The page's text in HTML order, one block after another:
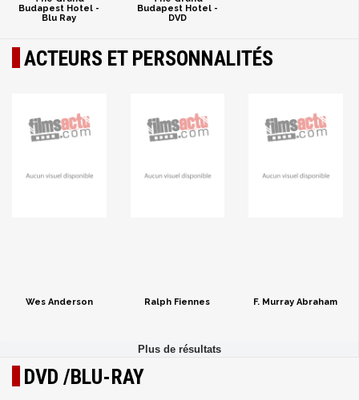
Budapest Hotel -
Blu Ray
Budapest Hotel -
DVD
ACTEURS ET PERSONNALITÉS
Wes Anderson Ralph Fiennes F. Murray Abraham
DVD /BLU-RAY